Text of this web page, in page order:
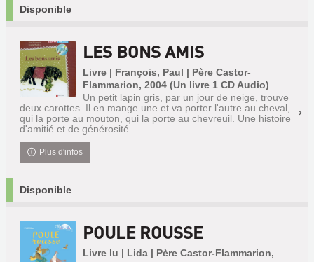
Disponible
LES BONS AMIS
Livre | François, Paul | Père Castor-
Flammarion, 2004 (Un livre 1 CD Audio)
Un petit lapin gris, par un jour de neige, trouve
deux carottes. Il en mange une et va porter l'autre au cheval,
qui la porte au mouton, qui la porte au chevreuil. Une histoire
d'amitié et de générosité.
Plus d'infos
Disponible
POULE ROUSSE
Livre lu | Lida | Père Castor-Flammarion,